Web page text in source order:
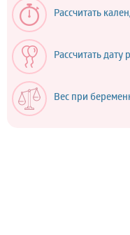
Рассчитать
Рассчитать дату
Вес при